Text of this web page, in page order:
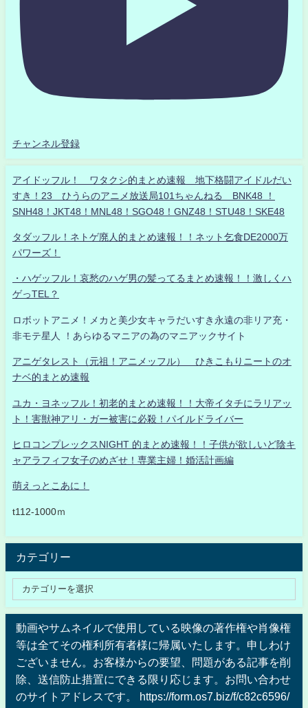
チャンネル登録
アイドッフル！ ワタクシ的まとめ速報 地下格闘アイドルだい
すき！23 ひうらのアニメ放送局101ちゃんねる BNK48 ！
SNH48！JKT48！MNL48！SGO48！GNZ48！STU48！SKE48
タダッフル！ネトゲ廃人的まとめ速報！！ネット乞食DE2000万
パワーズ！
・ハゲッフル！哀愁のハゲ男の髪ってるまとめ速報！！激しくハ
ゲっTEL？
ロボットアニメ！メカと美少女キャラだいすき永遠の非リア充・
非モテ星人 ！あらゆるマニアの為のマニアックサイト
アニゲタレスト（元祖！アニメッフル） ひきこもりニートのオ
ナベ的まとめ速報
ユカ・ヨネッフル！初老的まとめ速報！！大帝イタチにラリアッ
ト！害獣神アリ・ガー被害に必殺！パイルドライバー
ヒロコンプレックスNIGHT 的まとめ速報！！子供が欲しいど陰キ
ャアラフィフ女子のめざせ！専業主婦！婚活計画編
萌えっとこあに！
t112-1000ｍ
カテゴリー
動画やサムネイルで使用している映像の著作権や肖像権
等は全てその権利所有者様に帰属いたします。申しわけ
ございません。お客様からの要望、問題がある記事を削
除、送信防止措置にできる限り応じます。お問い合わせ
のサイトアドレスです。 https://form.os7.biz/f/c82c6596/